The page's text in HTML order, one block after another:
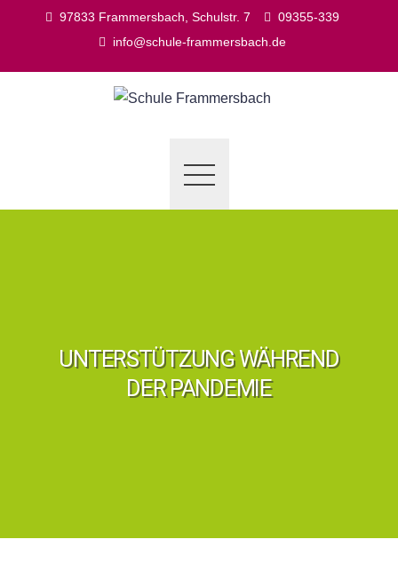
97833 Frammersbach, Schulstr. 7
09355-339
info@schule-frammersbach.de
UNTERSTÜTZUNG WÄHREND
DER PANDEMIE